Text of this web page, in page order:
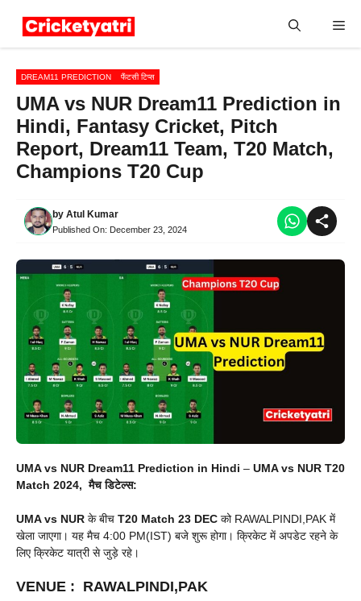
DREAM11 PREDICTION फैंटसी टिप्स
UMA vs NUR Dream11 Prediction in
Hindi, Fantasy Cricket, Pitch
Report, Dream11 Team, T20 Match,
Champions T20 Cup
by Atul Kumar
Published On: December 23, 2024
UMA vs NUR Dream11 Prediction in Hindi – UMA vs NUR T20
Match 2024, मैच डिटेल्स:
UMA vs NUR के बीच T20 Match 23 DEC को RAWALPINDI,PAK में
खेला जाएगा। यह मैच 4:00 PM(IST) बजे शुरू होगा। क्रिकेट में अपडेट रहने के
लिए क्रिकेट यात्री से जुड़े रहे।
VENUE : RAWALPINDI,PAK